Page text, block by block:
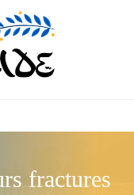
fractures